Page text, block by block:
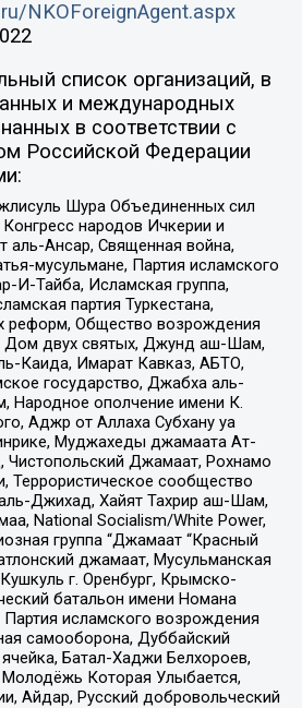
NKOForeignAgent.aspx
список организаций, в
и международных
в соответствии с
Российской Федерации
Шура Объединенных сил
народов Ичкерии и
аль-Ансар, Священная война,
мусульмане, Партия исламского
И-Тайба, Исламская группа,
партия Туркестана,
реформ, Общество возрождения
Дом двух святых, Джунд аш-Шам,
Каида, Имарат Кавказ, АБТО,
государство, Джабха аль-
Народное ополчение имени К.
Аджр от Аллаха Субхану уа
Муджахеды джамаата Ат-
Чистопольский Джамаат, Рохнамо
Террористическое сообщество
Джихад, Хайят Тахрир аш-Шам,
National Socialism/White Power,
группа “Джамаат “Красный
джамаат, Мусульманская
г. Оренбург, Крымско-
батальон имени Номана
исламского возрождения
самооборона, Дуббайский
Батал-Хаджи Белхороев,
Которая Улыбается,
Айдар, Русский добровольческий